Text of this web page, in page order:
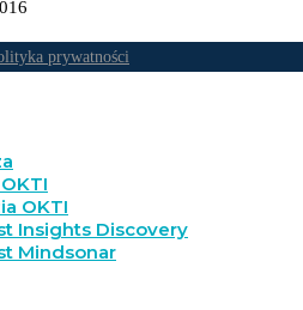
prywatności
OKTI
Insights Discovery
Mindsonar